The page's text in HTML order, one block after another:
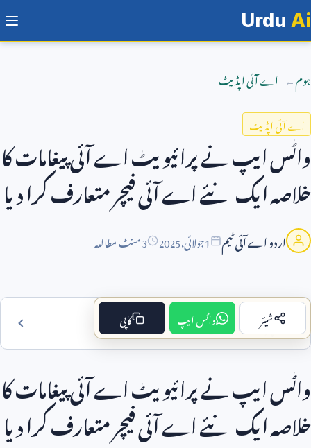
Urdu Ai
ہوم اے آئی اپڈیٹ
اے آئی اپڈیٹ
واٹس ایپ نے پرائیویٹ اے آئی پیغامات کا
خلاصہ ایک نئے اے آئی فیچر متعارف کرا دیا
اردو اے آئی ٹیم 1جولائی،2025 3 منٹ مطالعہ
فہرست مضمون
واٹس ایپ نے پرائیویٹ اے آئی پیغامات کا
خلاصہ ایک نئے اے آئی فیچر متعارف کرا دیا
شیئر واٹس ایپ کاپی